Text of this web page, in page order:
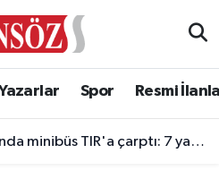
Spor Resmi
minibüs TIR'a çarptı: 7 yaralı